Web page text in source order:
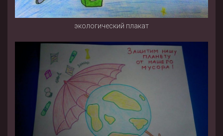
экологический плакат